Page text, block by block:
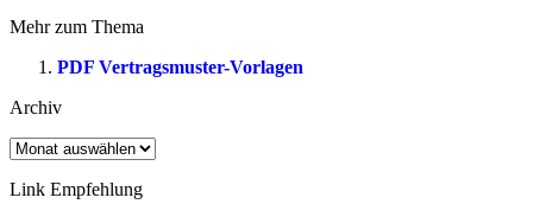
Mehr zum Thema
PDF Vertragsmuster-Vorlagen
Archiv
Archiv
Link Empfehlung